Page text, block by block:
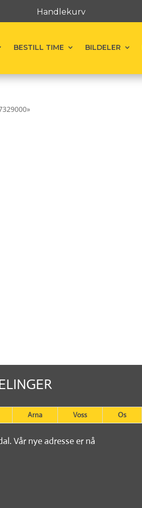
Handlekurv
BESTILL TIME BILDELER
Arna Voss Os
Vår nye adresse er nå